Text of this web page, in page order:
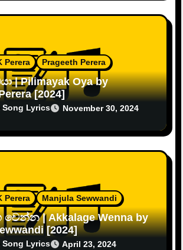
Perera Prageeth Perera
| Pilimayak Oya by
[2024]
Song Lyrics November 30, 2024
Perera Manjula Sewwandi
| Akkalage Wenna by
[2024]
Song Lyrics April 23, 2024